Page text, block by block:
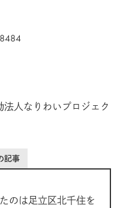
人なりわいプロジェク
記事
のは足立区北千住を